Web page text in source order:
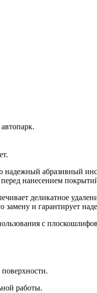
абразивный
нанесением
деликатное
замену и гарантирует
с
работы.